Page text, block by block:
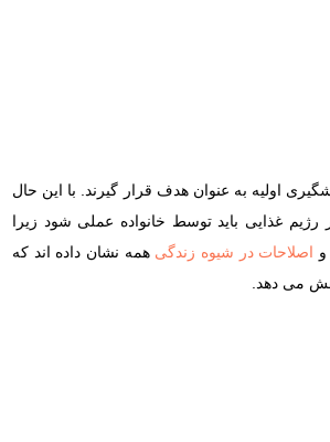
را در طی پنج سال آینده دارند و باید برای پیشگیری اولیه به عنوان هدف قرار گیرند. با این حال
غذایی باید توسط خانواده عملی شود زیرا
اصلاحات در شیوه زندگی همه نشان داده اند که